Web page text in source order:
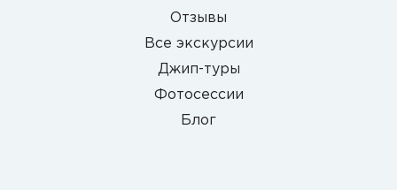
Отзывы
Все экскурсии
Джип-туры
Фотосессии
Блог